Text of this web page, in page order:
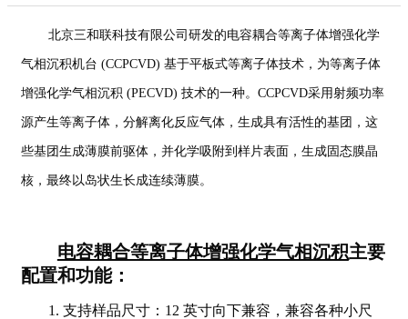
北京三和联科技有限公司研发的电容耦合等离子体增强化学
气相沉积机台 (CCPCVD) 基于平板式等离子体技术，为等离子体
增强化学气相沉积 (PECVD) 技术的一种。CCPCVD采用射频功率
源产生等离子体，分解离化反应气体，生成具有活性的基团，这
些基团生成薄膜前驱体，并化学吸附到样片表面，生成固态膜晶
核，最终以岛状生长成连续薄膜。
电容耦合等离子体增强化学气相沉积主要
配置和功能：
1. 支持样品尺寸：12 英寸向下兼容，兼容各种小尺